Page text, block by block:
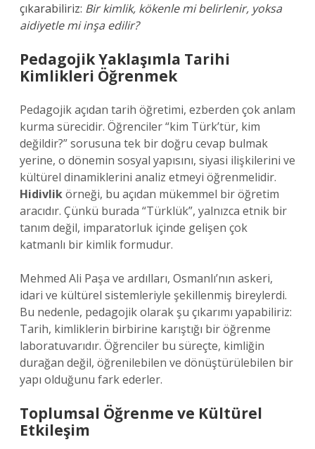
çıkarabiliriz: Bir kimlik, kökenle mi belirlenir, yoksa
aidiyetle mi inşa edilir?
Pedagojik Yaklaşımla Tarihi
Kimlikleri Öğrenmek
Pedagojik açıdan tarih öğretimi, ezberden çok anlam
kurma sürecidir. Öğrenciler “kim Türk’tür, kim
değildir?” sorusuna tek bir doğru cevap bulmak
yerine, o dönemin sosyal yapısını, siyasi ilişkilerini ve
kültürel dinamiklerini analiz etmeyi öğrenmelidir.
Hidivlikörneği, bu açıdan mükemmel bir öğretim
aracıdır. Çünkü burada “Türklük”, yalnızca etnik bir
tanım değil, imparatorluk içinde gelişen çok
katmanlı bir kimlik formudur.
Mehmed Ali Paşa ve ardılları, Osmanlı’nın askeri,
idari ve kültürel sistemleriyle şekillenmiş bireylerdi.
Bu nedenle, pedagojik olarak şu çıkarımı yapabiliriz:
Tarih, kimliklerin birbirine karıştığı bir öğrenme
laboratuvarıdır. Öğrenciler bu süreçte, kimliğin
durağan değil, öğrenilebilen ve dönüştürülebilen bir
yapı olduğunu fark ederler.
Toplumsal Öğrenme ve Kültürel
Etkileşim